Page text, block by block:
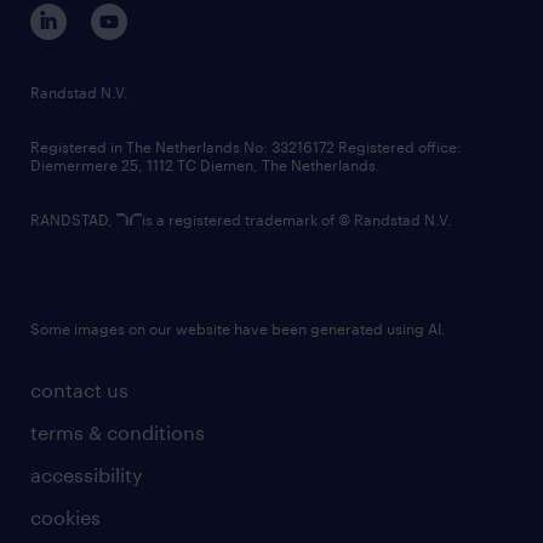
randstad innovation fund
country websites
contact us
terms & conditions
accessibility
cookies
Randstad N.V.
Registered in The Netherlands No: 33216172 Registered office:
Diemermere 25, 1112 TC Diemen, The Netherlands.
RANDSTAD, is a registered trademark of © Randstad N.V.
Some images on our website have been generated using AI.